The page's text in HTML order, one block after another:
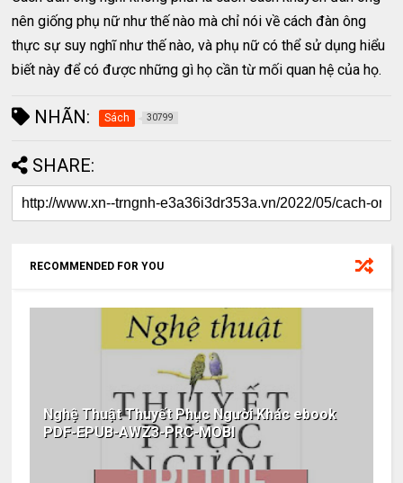
nên giống phụ nữ như thế nào mà chỉ nói về cách đàn ông
thực sự suy nghĩ như thế nào, và phụ nữ có thể sử dụng hiểu
biết này để có được những gì họ cần từ mối quan hệ của họ.
NHÃN: Sách 30799
SHARE:
RECOMMENDED FOR YOU
Nghệ Thuật Thuyết Phục Người Khác ebook
PDF-EPUB-AWZ3-PRC-MOBI